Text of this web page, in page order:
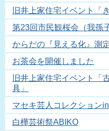
旧井上家住宅イベント「
第23回市民観桜会（我孫
からだの『見える化』測
お茶会を開催しました
旧井上家住宅イベント「
具」
マセキ芸人コレクション
白樺芸術祭ABIKO